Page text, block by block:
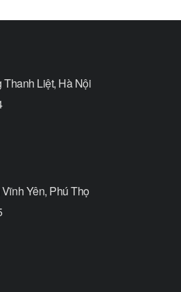
Liệt, Hà Nội
Yên, Phú Thọ